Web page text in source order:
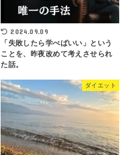
2024.09.09
「失敗したら学べばいい」という
ことを、昨夜改めて考えさせられ
た話。
ダイエット